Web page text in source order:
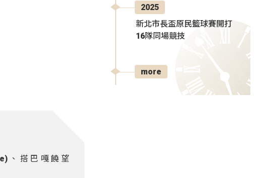
、搭巴嘎饒望
2025
新北市長盃原民籃球賽開打
16隊同場競技
more